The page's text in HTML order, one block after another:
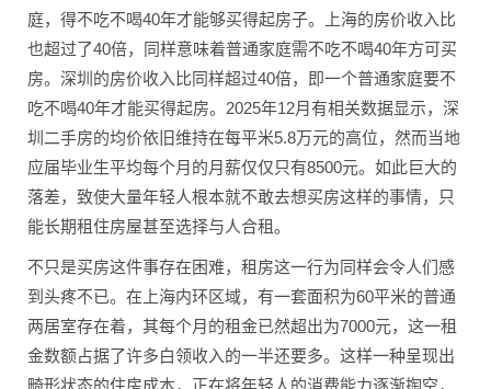
庭，得不吃不喝40年才能够买得起房子。上海的房价收入比
也超过了40倍，同样意味着普通家庭需不吃不喝40年方可买
房。深圳的房价收入比同样超过40倍，即一个普通家庭要不
吃不喝40年才能买得起房。2025年12月有相关数据显示，深
圳二手房的均价依旧维持在每平米5.8万元的高位，然而当地
应届毕业生平均每个月的月薪仅仅只有8500元。如此巨大的
落差，致使大量年轻人根本就不敢去想买房这样的事情，只
能长期租住房屋甚至选择与人合租。
不只是买房这件事存在困难，租房这一行为同样会令人们感
到头疼不已。在上海内环区域，有一套面积为60平米的普通
两居室存在着，其每个月的租金已然超出为7000元，这一租
金数额占据了许多白领收入的一半还要多。这样一种呈现出
畸形状态的住房成本，正在将年轻人的消费能力逐渐掏空，